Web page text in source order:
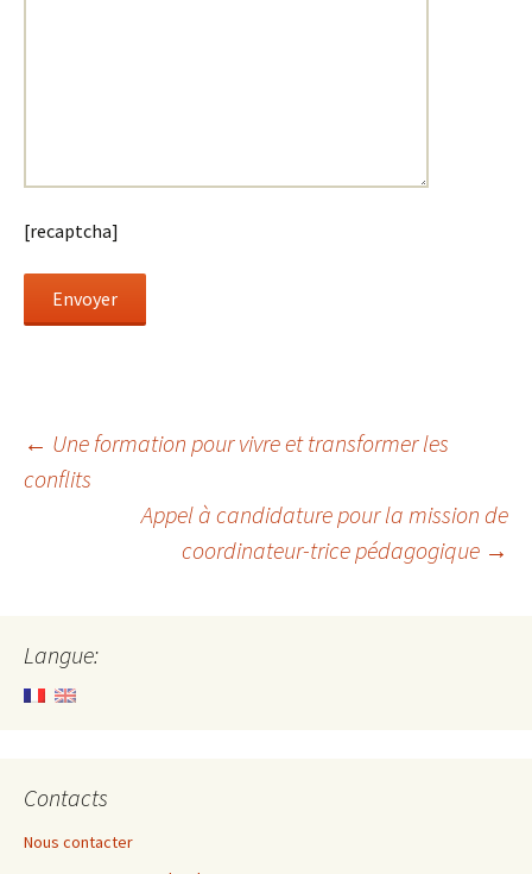
[recaptcha]
Navigation
← Une formation pour vivre et transformer les
conflits
Appel à candidature pour la mission de
coordinateur-trice pédagogique →
Langue:
Contacts
Nous contacter